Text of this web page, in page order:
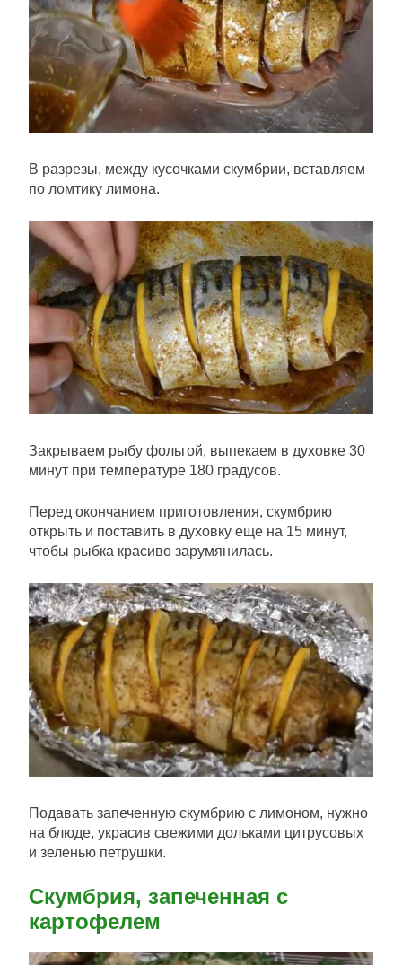
В разрезы, между кусочками скумбрии, вставляем
по ломтику лимона.
Закрываем рыбу фольгой, выпекаем в духовке 30
минут при температуре 180 градусов.
Перед окончанием приготовления, скумбрию
открыть и поставить в духовку еще на 15 минут,
чтобы рыбка красиво зарумянилась.
Подавать запеченную скумбрию с лимоном, нужно
на блюде, украсив свежими дольками цитрусовых
и зеленью петрушки.
Скумбрия, запеченная с
картофелем